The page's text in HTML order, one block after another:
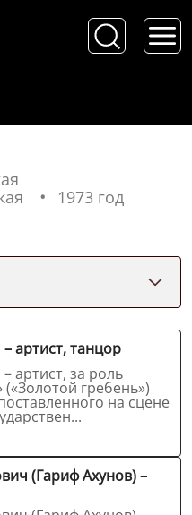
1973 год
артист, танцор
артист, за роль
гребень»)
на сцене
(Гариф Ахунов) –